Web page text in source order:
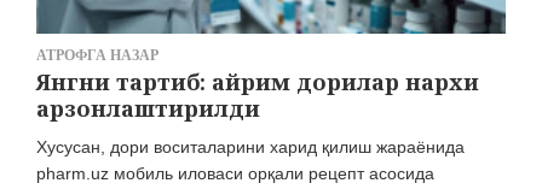
АТРОФГА НАЗАР
Янгни тартиб: айрим дорилар нархи
арзонлаштирилди
Хусусан, дори воситаларини харид қилиш жараёнида
pharm.uz мобиль иловаси орқали рецепт асосида